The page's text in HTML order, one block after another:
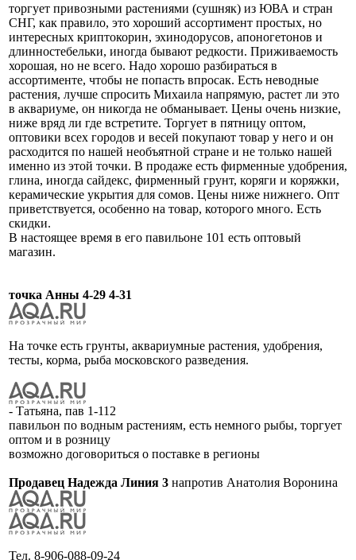
торгует привозными растениями (сушняк) из ЮВА и стран
СНГ, как правило, это хороший ассортимент простых, но
интересных криптокорин, эхинодорусов, апоногетонов и
длинностебельки, иногда бывают редкости. Приживаемость
хорошая, но не всего. Надо хорошо разбираться в
ассортименте, чтобы не попасть впросак. Есть неводные
растения, лучше спросить Михаила напрямую, растет ли это
в аквариуме, он никогда не обманывает. Цены очень низкие,
ниже вряд ли где встретите. Торгует в пятницу оптом,
оптовики всех городов и весей покупают товар у него и он
расходится по нашей необъятной стране и не только нашей
именно из этой точки. В продаже есть фирменные удобрения,
глина, иногда сайдекс, фирменный грунт, коряги и коряжки,
керамические укрытия для сомов. Цены ниже нижнего. Опт
приветствуется, особенно на товар, которого много. Есть
скидки.
В настоящее время в его павильоне 101 есть оптовый
магазин.
точка Анны 4-29 4-31
На точке есть грунты, аквариумные растения, удобрения,
тесты, корма, рыба московского разведения.
- Татьяна, пав 1-112
павильон по водным растениям, есть немного рыбы, торгует
оптом и в розницу
возможно договориться о поставке в регионы
Продавец Надежда Линия 3 напротив Анатолия Воронина
Тел. 8-906-088-09-24